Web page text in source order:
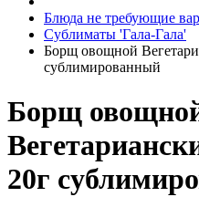
Блюда не требующие
Сублиматы 'Гала-Гала'
Борщ овощной
сублимированный
Борщ
20г